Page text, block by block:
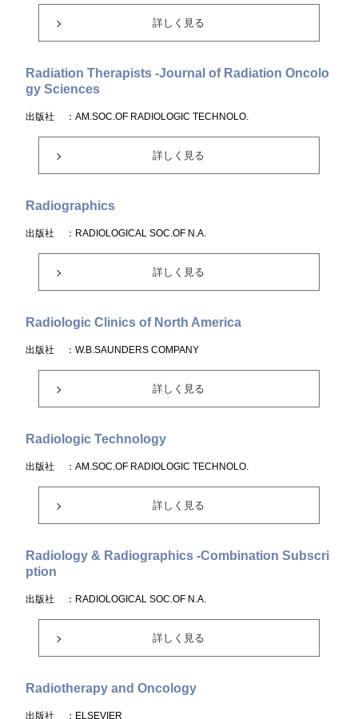
詳しく見る
Radiation Therapists -Journal of Radiation Oncolo
gy Sciences
出版社 ：AM.SOC.OF RADIOLOGIC TECHNOLO.
詳しく見る
Radiographics
出版社 ：RADIOLOGICAL SOC.OF N.A.
詳しく見る
Radiologic Clinics of North America
出版社 ：W.B.SAUNDERS COMPANY
詳しく見る
Radiologic Technology
出版社 ：AM.SOC.OF RADIOLOGIC TECHNOLO.
詳しく見る
Radiology & Radiographics -Combination Subscri
ption
出版社 ：RADIOLOGICAL SOC.OF N.A.
詳しく見る
Radiotherapy and Oncology
出版社 ：ELSEVIER